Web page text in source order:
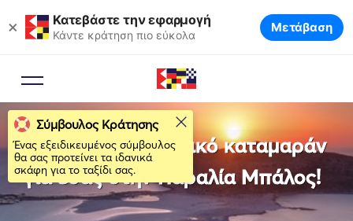
× Κατεβάστε την εφαρμογή
Κάντε κράτηση πιο εύκολα Μετάβαση
Νοικιάστε το ιδανικό καταμαράν
για εσάς στην Παραλία Μπάλος!
Σύμβουλος Κράτησης
Ένας εξειδικευμένος σύμβουλος
θα σας προτείνει τα ιδανικά
σκάφη για το ταξίδι σας.